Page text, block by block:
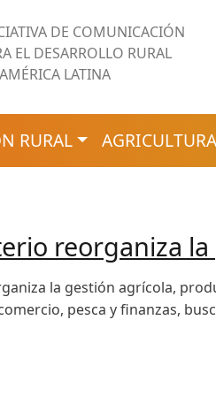
DE COMUNICACIÓN
EL DESARROLLO RURAL
LATINA
RURAL
reorganiza
la gestión agrícola,
pesca y finanzas,